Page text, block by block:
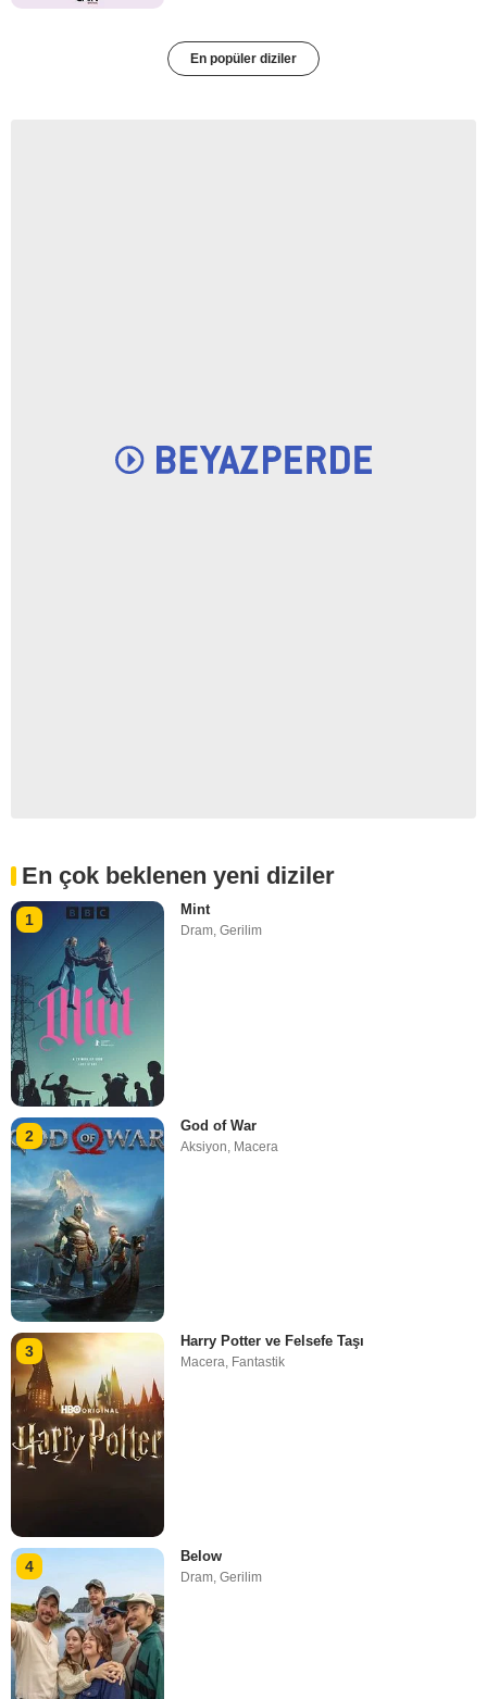
En popüler diziler
En çok beklenen yeni diziler
1
Mint
Dram,Gerilim
2
God of War
Aksiyon Macera
3
Harry Potter ve Felsefe Taşı
Macera, Fantastik
4
Below
Dram,Gerilim